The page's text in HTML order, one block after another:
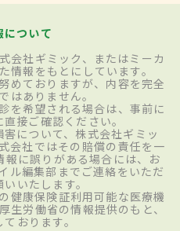
について
会社ギミック、またはミーカ
情報をもとにしています。
めておりますが、内容を完全
はありません。
を希望される場合は、事前に
接ご確認ください。
について、株式会社ギミッ
会社ではその賠償の責任を一
に誤りがある場合には、お
ル編集部までご連絡をいただ
いたします。
健康保険証利用可能な医療機
生労働省の情報提供のもと、
おります。